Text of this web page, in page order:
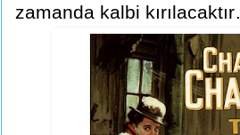
zamanda kalbi